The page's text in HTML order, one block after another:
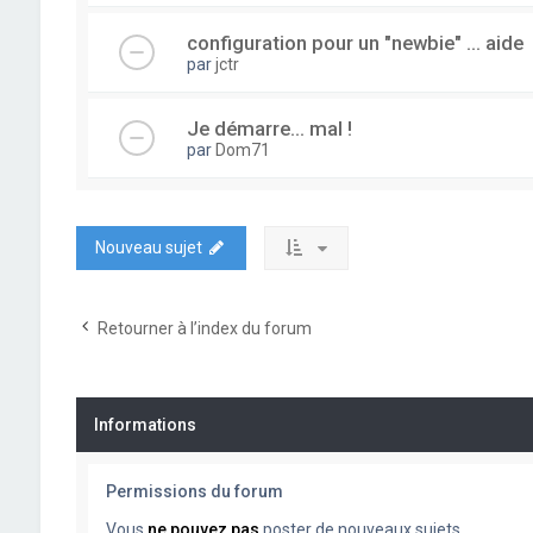
configuration pour un "newbie" ... aide
parjctr
Je démarre... mal !
par Dom71
Nouveau sujet
Retourner à l’index du forum
Informations
Permissions du forum